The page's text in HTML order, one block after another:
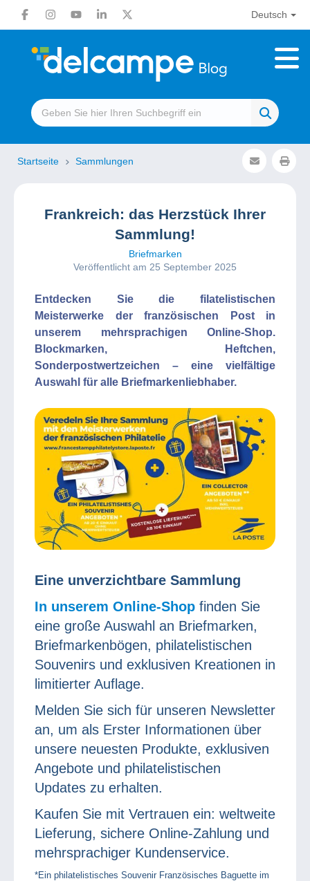
Deutsch
Startseite Sammlungen
Frankreich: das Herzstück Ihrer
Sammlung!
Briefmarken
Veröffentlicht am 25 September 2025
Entdecken Sie die filatelistischen
Meisterwerke der französischen Post in
unserem mehrsprachigen Online-Shop.
Blockmarken, Heftchen,
Sonderpostwertzeichen – eine vielfältige
Auswahl für alle Briefmarkenliebhaber.
Eine unverzichtbare Sammlung
In unserem Online-Shop finden Sie
eine große Auswahl an Briefmarken,
Briefmarkenbögen, philatelistischen
Souvenirs und exklusiven Kreationen in
limitierter Auflage.
Melden Sie sich für unseren Newsletter
an, um als Erster Informationen über
unsere neuesten Produkte, exklusiven
Angebote und philatelistischen
Updates zu erhalten.
Kaufen Sie mit Vertrauen ein: weltweite
Lieferung, sichere Online-Zahlung und
mehrsprachiger Kundenservice.
*Ein philatelistisches Souvenir Französisches Baguette im